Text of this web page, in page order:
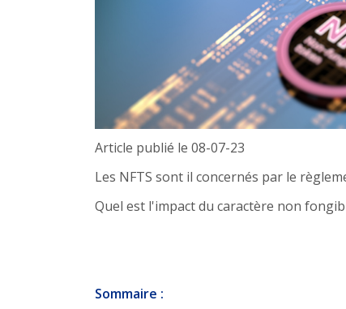
Article publié le 08-07-23
Les NFTS sont il concernés par le
Quel est l'impact du caractère non
Sommaire :